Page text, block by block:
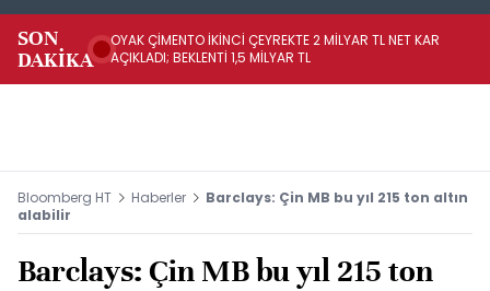
SON
DAKİKA
OYAK ÇİMENTO İKİNCİ ÇEYREKTE 2 MİLYAR TL NET KAR
AÇIKLADI; BEKLENTİ 1,5 MİLYAR TL
Bloomberg HT Haberler
Barclays: Çin MB bu yıl 215 ton altın
alabilir
Barclays: Çin MB bu yıl 215 ton